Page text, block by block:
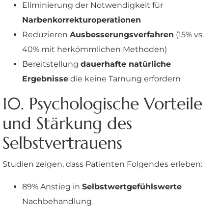
Eliminierung der Notwendigkeit für
Narbenkorrekturoperationen
Reduzieren Ausbesserungsverfahren (15% vs.
40% mit herkömmlichen Methoden)
Bereitstellung dauerhafte natürliche
Ergebnisse die keine Tarnung erfordern
10. Psychologische Vorteile
und Stärkung des
Selbstvertrauens
Studien zeigen, dass Patienten Folgendes erleben:
89% Anstieg in Selbstwertgefühlswerte
Nachbehandlung